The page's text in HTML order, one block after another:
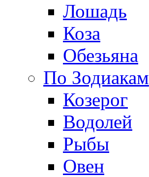
Лошадь
Коза
Обезьяна
По Зодиакам
Козерог
Водолей
Рыбы
Овен